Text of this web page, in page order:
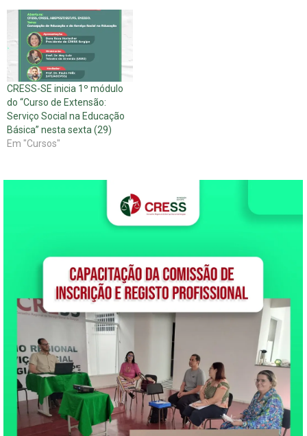
CRESS-SE inicia 1º módulo
do “Curso de Extensão:
Serviço Social na Educação
Básica” nesta sexta (29)
Em "Cursos"